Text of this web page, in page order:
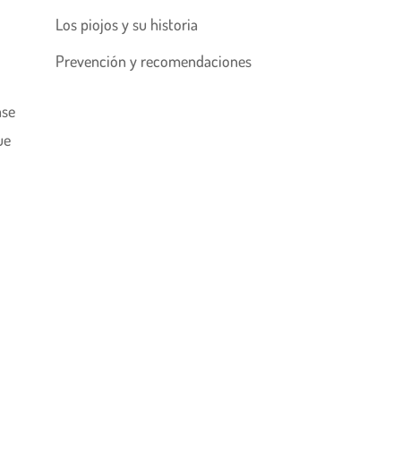
Los piojos y su historia
Prevención y recomendaciones